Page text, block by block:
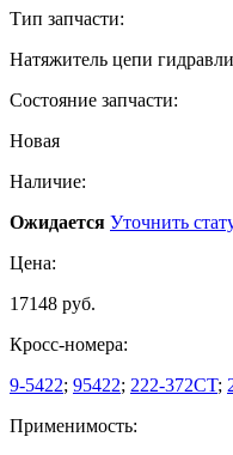
Тип запчасти:
Натяжитель цепи
Состояние запчасти:
Новая
Наличие:
Ожидается Уточнить
Цена:
17148 руб.
Кросс-номера:
9-5422; 95422; 222-372CT;
Применимость: